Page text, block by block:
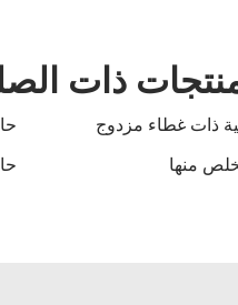
ذات
ذات غطاء مزدوج
منها